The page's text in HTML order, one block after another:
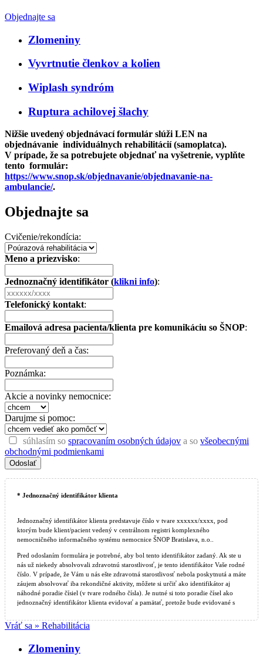
Objednajte sa
Zlomeniny
Vyvrtnutie členkov a kolien
Wiplash syndróm
Ruptura achilovej šlachy
Nižšie uvedený objednávací formulár slúži LEN na
objednávanie individuálnych rehabilitácií (samoplatca).
V prípade, že sa potrebujete objednať na vyšetrenie, vyplňte
tento formulár:
https://www.snop.sk/objednavanie/objednavanie-na-
ambulancie/.
Objednajte sa
Cvičenie/rekondícia:
Meno a priezvisko:
Jednoznačný identifikátor (klikni info):
Telefonický kontakt:
Emailová adresa pacienta/klienta pre komunikáciu so ŠNOP:
Preferovaný deň a čas:
Poznámka:
Akcie a novinky nemocnice:
Darujme si pomoc:
súhlasím so spracovaním osobných údajov a so všeobecnými
obchodnými podmienkami
* Jednoznačný identifikátor klienta
Jednoznačný identifikátor klienta predstavuje číslo v tvare xxxxxx/xxxx, pod
ktorým bude klient/pacient vedený v centrálnom registri komplexného
nemocničného informačného systému nemocnice ŠNOP Bratislava, n.o..
Pred odoslaním formulára je potrebné, aby bol tento identifikátor zadaný. Ak ste u
nás už niekedy absolvovali zdravotnú starostlivosť, je tento identifikátor Vaše rodné
číslo. V prípade, že Vám u nás ešte zdravotná starostlivosť nebola poskytnutá a máte
záujem absolvovať iba rekondičné aktivity, môžete si určiť ako identifikátor aj
náhodné poradie čísiel (v tvare rodného čísla). Je nutné si toto poradie čísel ako
jednoznačný identifikátor klienta evidovať a pamätať, pretože bude evidované s
rekondičné aktivity.
evidenciu pacientov, ktorým sa poskytuje zdravotná starostlivosť a klientov, ktorí
Vráť sa » Rehabilitácia
Zlomeniny